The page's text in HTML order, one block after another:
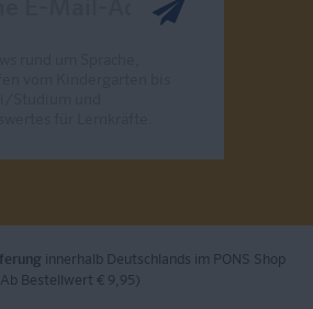
innerhalb Deutschlands im PONS Shop
Bestellwert € 9,95)